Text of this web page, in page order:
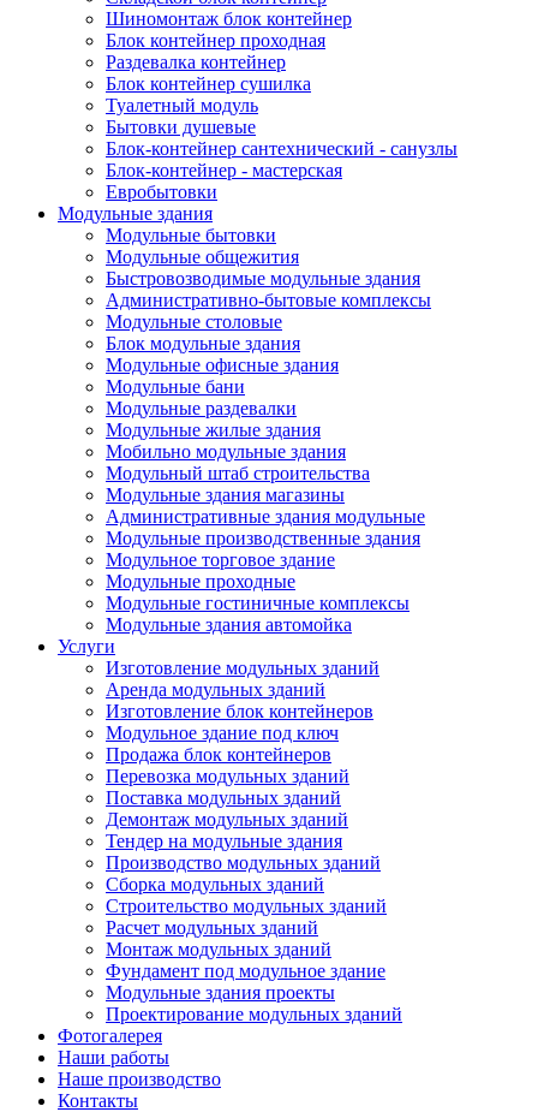
Шиномонтаж блок контейнер
Блок контейнер проходная
Раздевалка контейнер
Блок контейнер сушилка
Туалетный модуль
Бытовки душевые
Блок-контейнер сантехнический - санузлы
Блок-контейнер - мастерская
Евробытовки
Модульные здания
Модульные бытовки
Модульные общежития
Быстровозводимые модульные здания
Административно-бытовые комплексы
Модульные столовые
Блок модульные здания
Модульные офисные здания
Модульные бани
Модульные раздевалки
Модульные жилые здания
Мобильно модульные здания
Модульный штаб строительства
Модульные здания магазины
Административные здания модульные
Модульные производственные здания
Модульное торговое здание
Модульные проходные
Модульные гостиничные комплексы
Модульные здания автомойка
Услуги
Изготовление модульных зданий
Аренда модульных зданий
Изготовление блок контейнеров
Модульное здание под ключ
Продажа блок контейнеров
Перевозка модульных зданий
Поставка модульных зданий
Демонтаж модульных зданий
Тендер на модульные здания
Производство модульных зданий
Сборка модульных зданий
Строительство модульных зданий
Расчет модульных зданий
Монтаж модульных зданий
Фундамент под модульное здание
Модульные здания проекты
Проектирование модульных зданий
Фотогалерея
Наши работы
Наше производство
Контакты